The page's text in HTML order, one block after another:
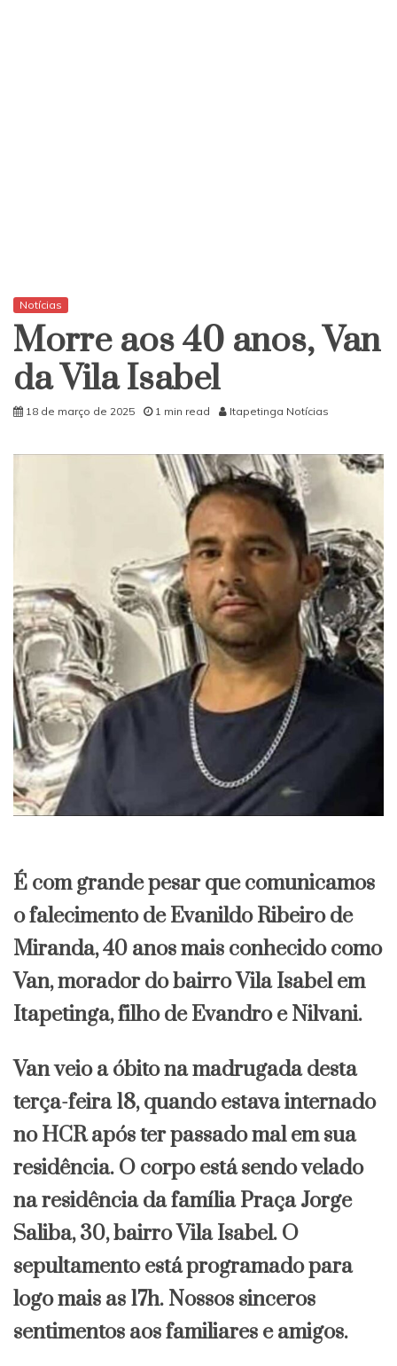
Notícias
Morre aos 40 anos, Van
da Vila Isabel
18 de março de 2025 1 min read Itapetinga Notícias
É com grande pesar que comunicamos
o falecimento de Evanildo Ribeiro de
Miranda, 40 anos mais conhecido como
Van, morador do bairro Vila Isabel em
Itapetinga, filho de Evandro e Nilvani.
Van veio a óbito na madrugada desta
terça-feira 18, quando estava internado
no HCR após ter passado mal em sua
residência. O corpo está sendo velado
na residência da família Praça Jorge
Saliba, 30, bairro Vila Isabel. O
sepultamento está programado para
logo mais as 17h. Nossos sinceros
sentimentos aos familiares e amigos.